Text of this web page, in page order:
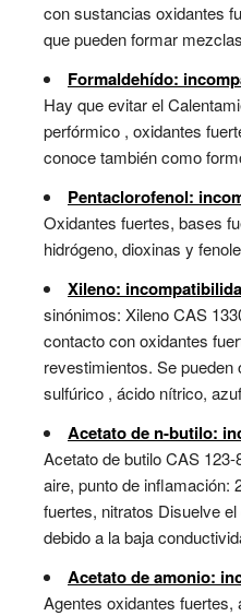
con sustancias oxidantes
que pueden formar
Formaldehído:
Hay que evitar el
perfórmico , oxidantes
conoce también como
Pentaclorofenol:
Oxidantes fuertes, bases
hidrógeno, dioxinas y
Xileno:
sinónimos: Xileno CAS
contacto con oxidantes
revestimientos. Se
sulfúrico , ácido nítrico,
Acetato de n-butilo:
Acetato de butilo CAS
aire, punto de inflamación:
fuertes, nitratos Disuelve
debido a la baja
Acetato de amonio:
Agentes oxidantes fuertes,